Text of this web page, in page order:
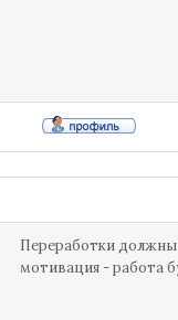
Переработки должны
мотивация - работа